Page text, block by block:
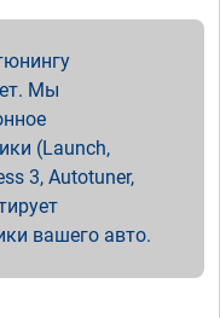
Мы
(Launch,
3, Autotuner,
вашего авто.